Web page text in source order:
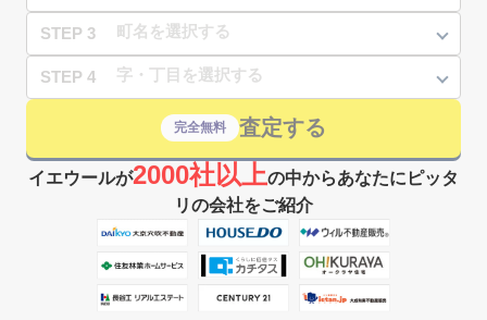
STEP 3
STEP 4
完全無料 査定する
イエウールが2000社以上の中からあなたにピッタ
リの会社をご紹介